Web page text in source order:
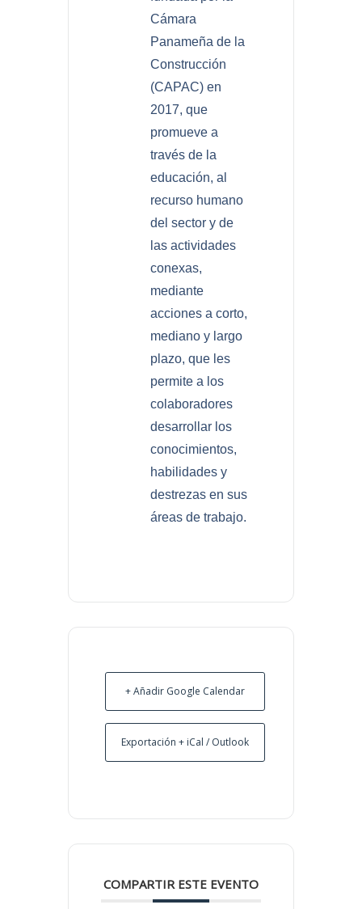
Cámara
Panameña de la
Construcción
(CAPAC) en
2017, que
promueve a
través de la
educación, al
recurso humano
del sector y de
las actividades
conexas,
mediante
acciones a corto,
mediano y largo
plazo, que les
permite a los
colaboradores
desarrollar los
conocimientos,
habilidades y
destrezas en sus
áreas de trabajo.
+ Añadir Google Calendar
Exportación + iCal / Outlook
COMPARTIR ESTE EVENTO